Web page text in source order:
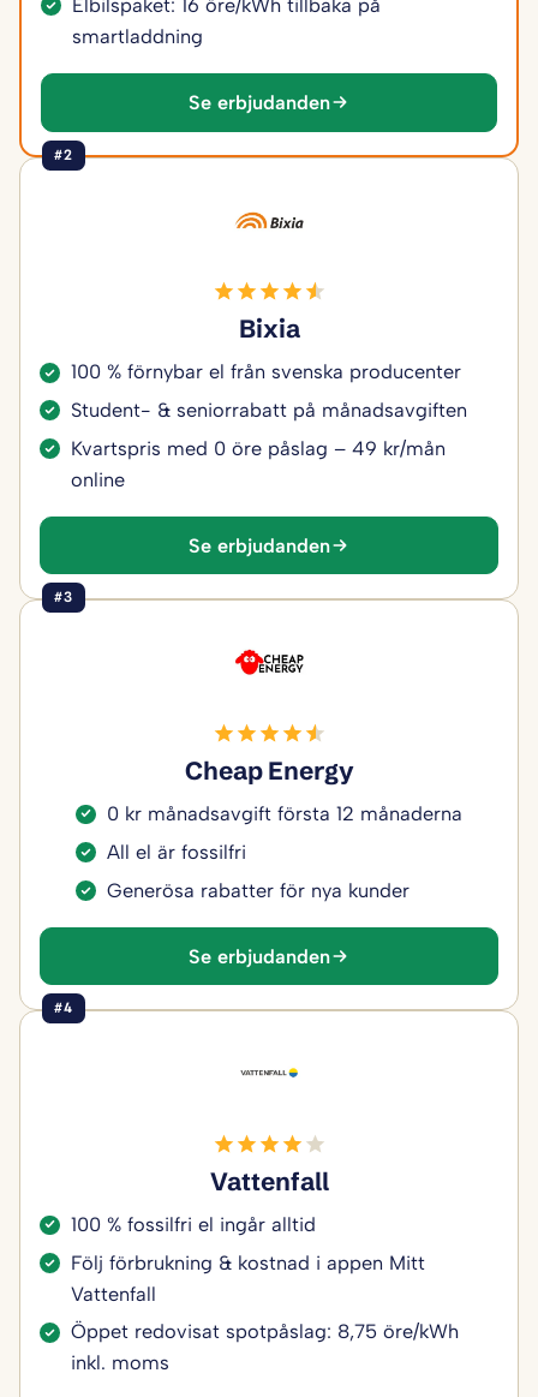
smartladdning
Se erbjudanden
#2
Bixia
100 % förnybar el från svenska producenter
Student- & seniorrabatt på månadsavgiften
Kvartspris med 0 öre påslag – 49 kr/mån
online
Se erbjudanden
#3
Cheap Energy
0 kr månadsavgift första 12 månaderna
All el är fossilfri
Generösa rabatter för nya kunder
Se erbjudanden
#4
Vattenfall
100 % fossilfri el ingår alltid
Följ förbrukning & kostnad i appen Mitt
Vattenfall
Öppet redovisat spotpåslag: 8,75 öre/kWh
inkl. moms